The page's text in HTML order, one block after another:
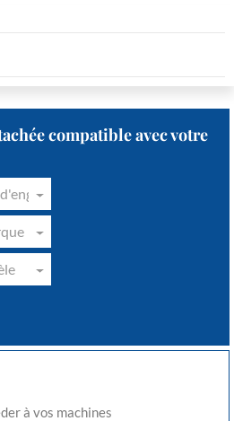
compatible avec votre
à vos machines